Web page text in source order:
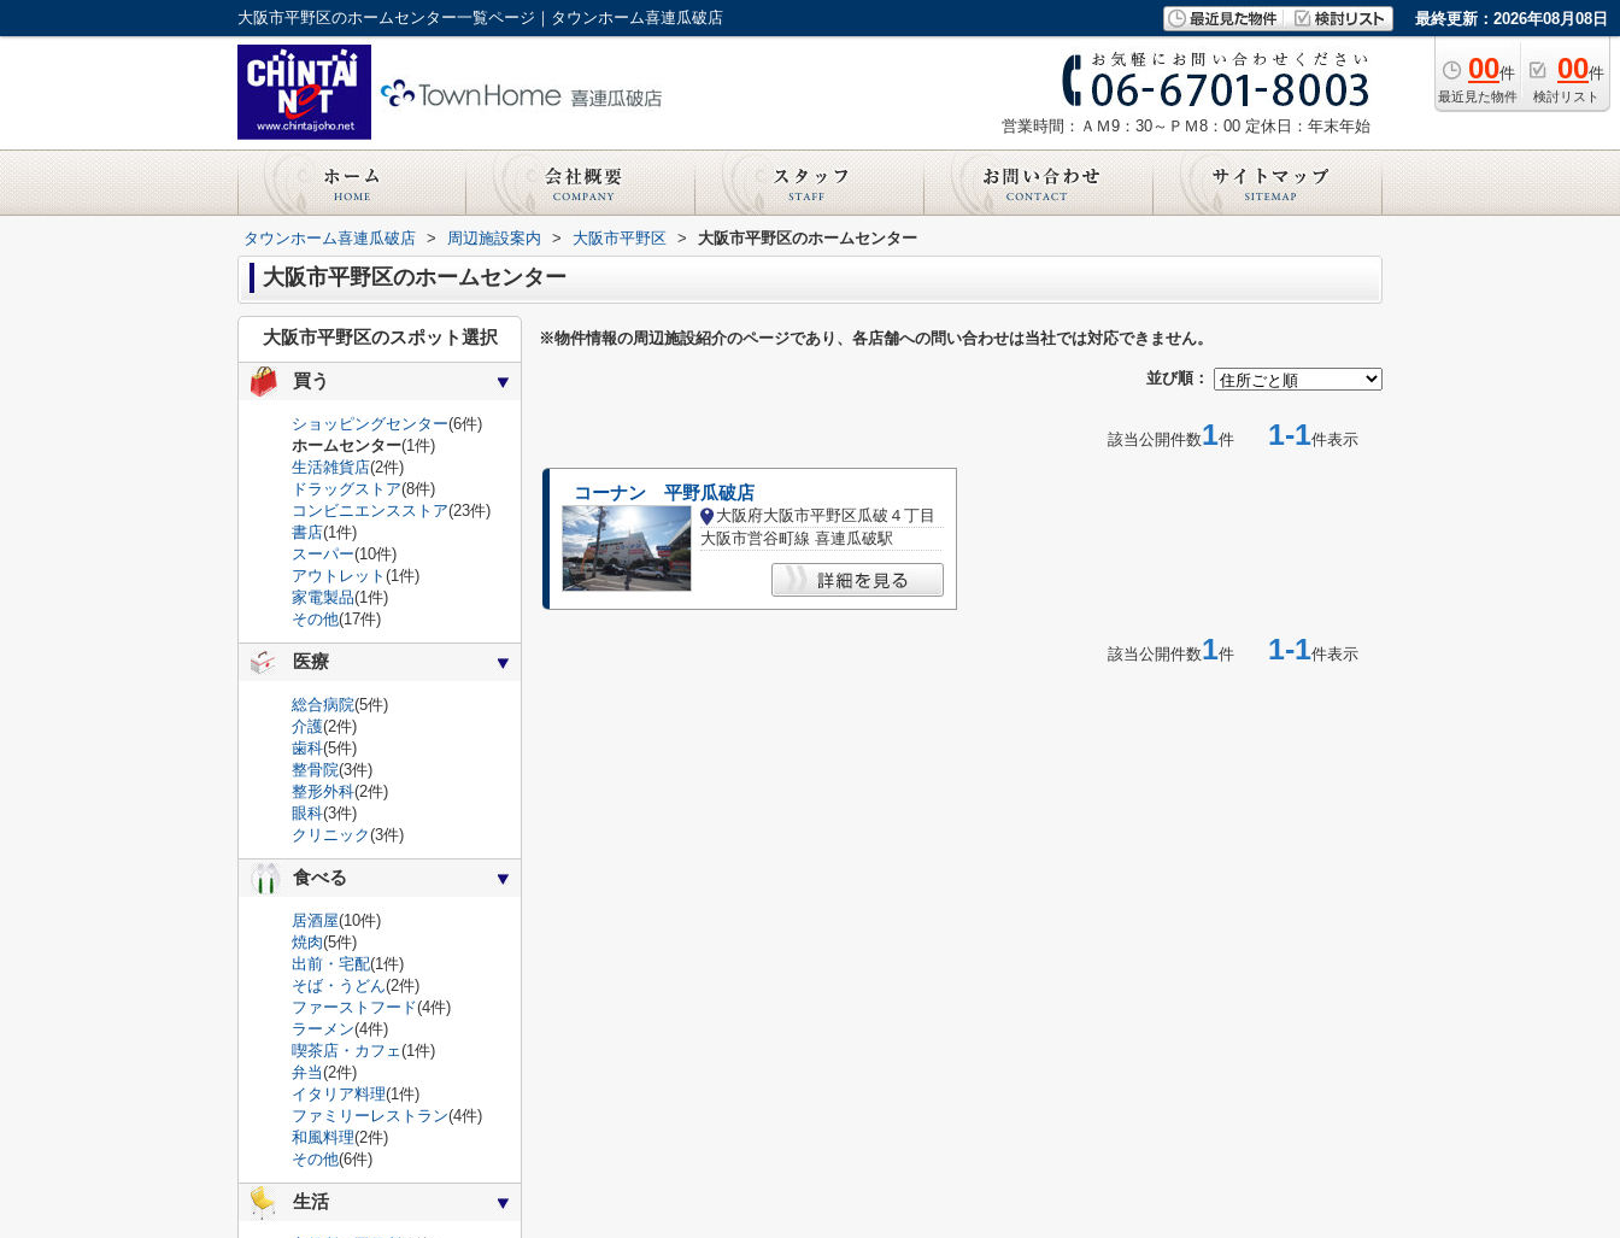
大阪市平野区のホームセンター一覧ページ｜タウンホーム喜連瓜破店 最終更新：2026年08月08日
00件
最近見た物件
00件
検討リスト
営業時間：ＡＭ9：30～ＰＭ8：00 定休日：年末年始
タウンホーム喜連瓜破店 > 周辺施設案内 > 大阪市平野区 > 大阪市平野区のホームセンター
大阪市平野区のホームセンター
※物件情報の周辺施設紹介のページであり、各店舗への問い合わせは当社では対応できません。
並び順：
該当公開件数1件 1-1件表示
コーナン 平野瓜破店
大阪府大阪市平野区瓜破４丁目
大阪市営谷町線 喜連瓜破駅
該当公開件数1件 1-1件表示
大阪市平野区のスポット選択
買う
ショッピングセンター(6件)
ホームセンター(1件)
生活雑貨店(2件)
ドラッグストア(8件)
コンビニエンスストア(23件)
書店(1件)
スーパー(10件)
アウトレット (1件)
家電製品(1件)
その他(17件)
医療
総合病院(5件)
介護(2件)
歯科(5件)
整骨院(3件)
整形外科(2件)
眼科(3件)
クリニック(3件)
食べる
居酒屋(10件)
焼肉(5件)
出前・宅配(1件)
そば・うどん(2件)
ファーストフード(4件)
ラーメン(4件)
喫茶店・カフェ(1件)
弁当(2件)
イタリア料理(1件)
ファミリーレストラン(4件)
和風料理(2件)
その他(6件)
生活